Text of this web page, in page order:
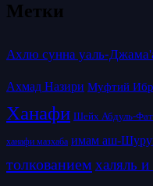
Метки
Ахлю сунна уаль-
Ахмад Назири Муфтий
Ханафи Шейх Абдуль-
ханафи мазхаба имам аш-
толкованием халяль